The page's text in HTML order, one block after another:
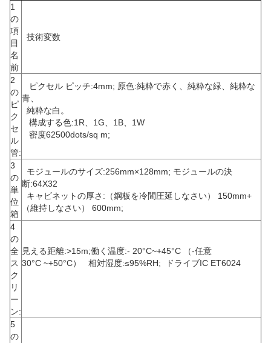
1
の
項
目
名
前
技術変数
2
の
ピ
ク
セ
ル
管:
ピクセル ピッチ:4mm; 原色:純粋で赤く、純粋な緑、純粋な
青、
純粋な白。
構成する色:1R、1G、1B、1W
密度62500dots/sq m;
3
の
単
位
箱
モジュールのサイズ:256mm×128mm; モジュールの決
断:64X32
キャビネットの厚さ:（鋼板を冷間圧延しなさい） 150mm+
（維持しなさい） 600mm;
4
の
全
ス
ク
リ
ー
ン:
見える距離:>15m;働く温度:- 20°C~+45°C （-任意
30°C ~+50°C） 相対湿度:≤95%RH; ドライブIC ET6024
5
の